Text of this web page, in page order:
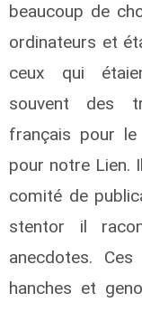
beaucoup de
ordinateurs et
ceux qui
souvent des
français pour
pour notre Lien.
comité de
stentor il
anecdotes.
hanches et